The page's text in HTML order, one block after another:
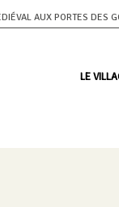
AUX PORTES DES
LE